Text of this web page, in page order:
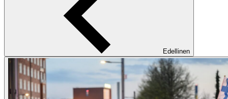
Edellinen